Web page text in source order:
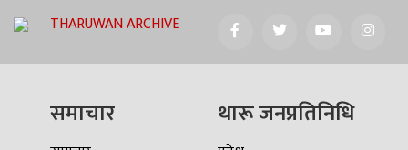
THARUWAN ARCHIVE
समाचार थारू जनप्रतिनिधि